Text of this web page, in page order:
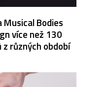
Musical Bodies
více než 130
různých období